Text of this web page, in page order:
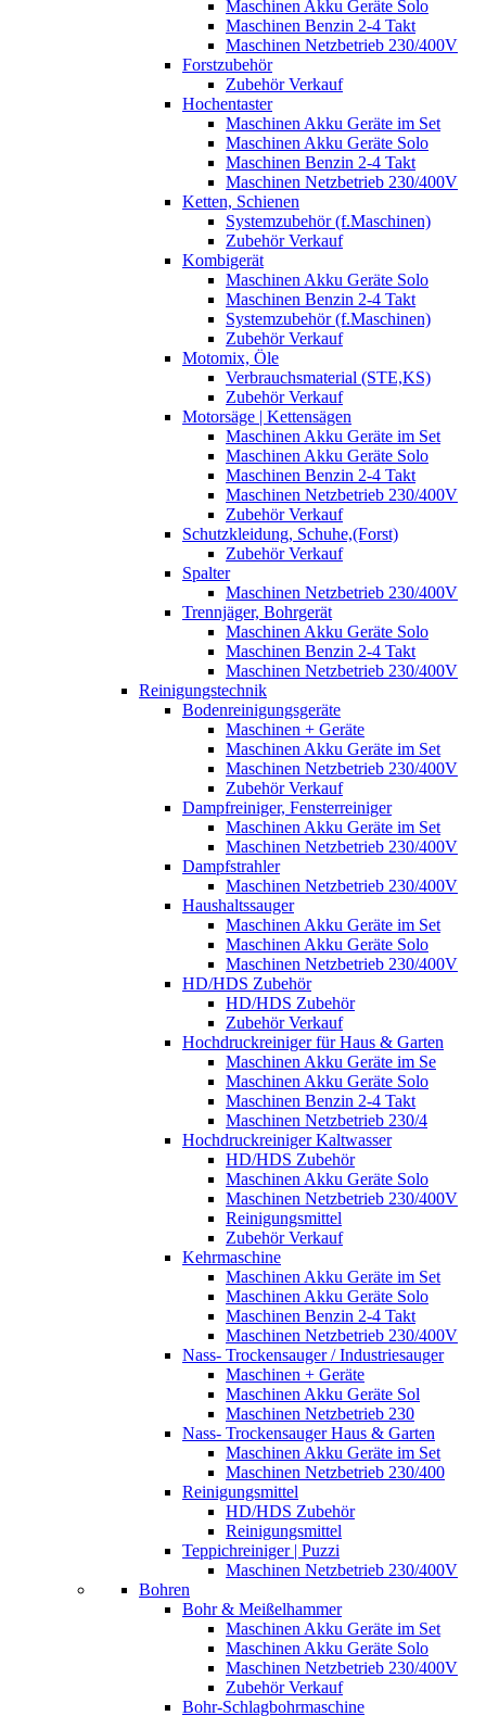
Maschinen Akku Geräte Solo
Maschinen Benzin 2-4 Takt
Maschinen Netzbetrieb 230/400V
Forstzubehör
Zubehör Verkauf
Hochentaster
Maschinen Akku Geräte im Set
Maschinen Akku Geräte Solo
Maschinen Benzin 2-4 Takt
Maschinen Netzbetrieb 230/400V
Ketten, Schienen
Systemzubehör (f.Maschinen)
Zubehör Verkauf
Kombigerät
Maschinen Akku Geräte Solo
Maschinen Benzin 2-4 Takt
Systemzubehör (f.Maschinen)
Zubehör Verkauf
Motomix, Öle
Verbrauchsmaterial (STE,KS)
Zubehör Verkauf
Motorsäge | Kettensägen
Maschinen Akku Geräte im Set
Maschinen Akku Geräte Solo
Maschinen Benzin 2-4 Takt
Maschinen Netzbetrieb 230/400V
Zubehör Verkauf
Schutzkleidung, Schuhe,(Forst)
Zubehör Verkauf
Spalter
Maschinen Netzbetrieb 230/400V
Trennjäger, Bohrgerät
Maschinen Akku Geräte Solo
Maschinen Benzin 2-4 Takt
Maschinen Netzbetrieb 230/400V
Reinigungstechnik
Bodenreinigungsgeräte
Maschinen + Geräte
Maschinen Akku Geräte im Set
Maschinen Netzbetrieb 230/400V
Zubehör Verkauf
Dampfreiniger, Fensterreiniger
Maschinen Akku Geräte im Set
Maschinen Netzbetrieb 230/400V
Dampfstrahler
Maschinen Netzbetrieb 230/400V
Haushaltssauger
Maschinen Akku Geräte im Set
Maschinen Akku Geräte Solo
Maschinen Netzbetrieb 230/400V
HD/HDS Zubehör
HD/HDS Zubehör
Zubehör Verkauf
Hochdruckreiniger für Haus & Garten
Maschinen Akku Geräte im Se
Maschinen Akku Geräte Solo
Maschinen Benzin 2-4 Takt
Maschinen Netzbetrieb 230/4
Hochdruckreiniger Kaltwasser
HD/HDS Zubehör
Maschinen Akku Geräte Solo
Maschinen Netzbetrieb 230/400V
Reinigungsmittel
Zubehör Verkauf
Kehrmaschine
Maschinen Akku Geräte im Set
Maschinen Akku Geräte Solo
Maschinen Benzin 2-4 Takt
Maschinen Netzbetrieb 230/400V
Nass- Trockensauger / Industriesauger
Maschinen + Geräte
Maschinen Akku Geräte Sol
Maschinen Netzbetrieb 230
Nass- Trockensauger Haus & Garten
Maschinen Akku Geräte im Set
Maschinen Netzbetrieb 230/400
Reinigungsmittel
HD/HDS Zubehör
Reinigungsmittel
Teppichreiniger | Puzzi
Maschinen Netzbetrieb 230/400V
Bohren
Bohr & Meißelhammer
Maschinen Akku Geräte im Set
Maschinen Akku Geräte Solo
Maschinen Netzbetrieb 230/400V
Zubehör Verkauf
Bohr-Schlagbohrmaschine